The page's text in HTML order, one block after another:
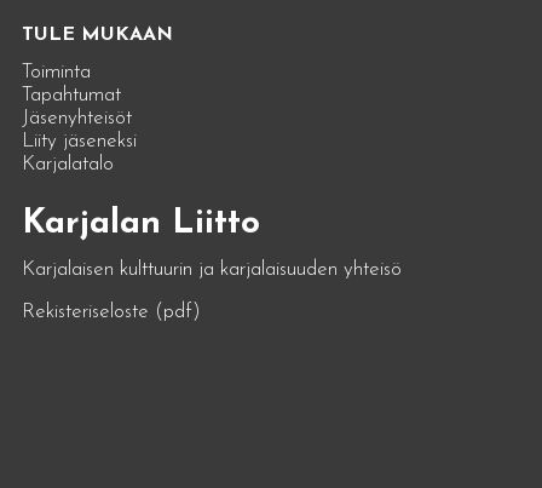
TULE MUKAAN
Toiminta
Tapahtumat
Jäsenyhteisöt
Liity jäseneksi
Karjalatalo
Karjalan Liitto
Karjalaisen kulttuurin ja karjalaisuuden yhteisö
Rekisteriseloste (pdf)